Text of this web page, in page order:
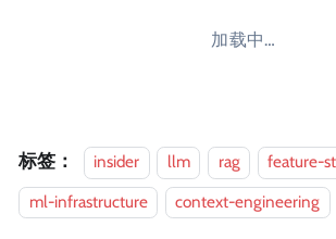
加载中…
标签： insider llm rag
feature-
ml-infrastructure
context-engineering